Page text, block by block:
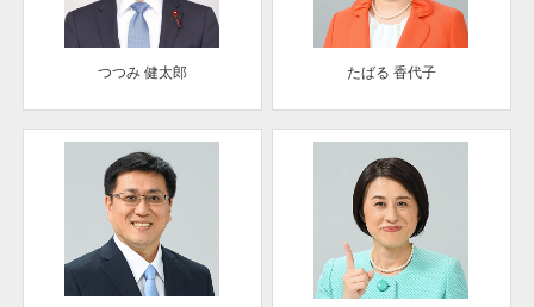
つつみ 健太郎 たばる 香代子